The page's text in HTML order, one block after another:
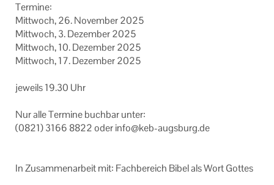
Ter­mi­ne:
Mitt­woch, 26. No­vem­ber 2025
Mitt­woch, 3. De­zem­ber 2025
Mitt­woch, 10. De­zem­ber 2025
Mitt­woch, 17. De­zem­ber 2025
je­weils 19.30 Uhr
Nur alle Ter­mi­ne buch­bar unter:
(0821) 3166 8822 oder info@keb-​augsburg.de
In Zu­sam­men­ar­beit mit: Fach­be­reich Bibel als Wort Got­tes